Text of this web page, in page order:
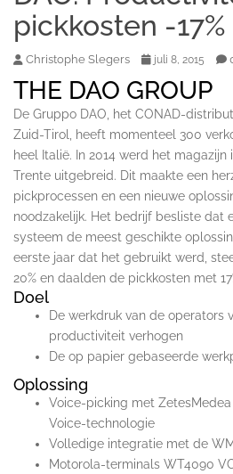
pickkosten -17%
Christophe Slegers juli 8, 2015
THE DAO GROUP
De Gruppo DAO, het CONAD-
Zuid-Tirol, heeft momenteel 300
heel Italië. In 2014 werd het magazijn
Trente uitgebreid. Dit maakte een
pickprocessen en een nieuwe
noodzakelijk. Het bedrijf besliste dat
systeem de meest geschikte
eerste jaar dat het gebruikt werd,
20% en daalden de pickkosten met
Doel
De werkdruk van de operators
productiviteit verhogen
De op papier gebaseerde
Oplossing
Voice-picking met ZetesMedea
Voice-technologie
Volledige integratie met de
Motorola-terminals WT4090